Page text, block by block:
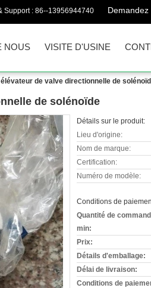
Support : 86--13956944740 Demandez
NOUS VISITE D'USINE
de valve directionnelle de
de solénoïde
Détails sur le produit:
Lieu d'origine:
Nom de marque:
Certification:
Numéro de modèle:
Conditions de
Quantité de
min:
Prix:
Détails d'emballage:
Délai de livraison:
Conditions de